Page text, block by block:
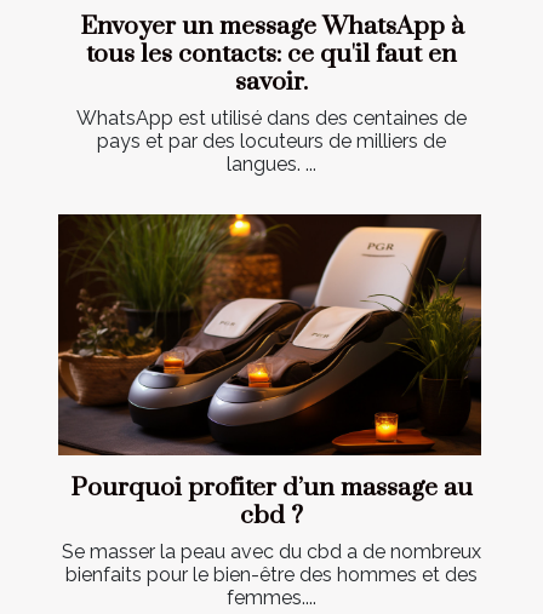
Envoyer un message WhatsApp à
tous les contacts: ce qu'il faut en
savoir.
WhatsApp est utilisé dans des centaines de
pays et par des locuteurs de milliers de
langues. ...
Pourquoi profiter d’un massage au
cbd ?
Se masser la peau avec du cbd a de nombreux
bienfaits pour le bien-être des hommes et des
femmes....